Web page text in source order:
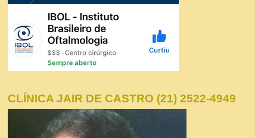
CLÍNICA JAIR DE CASTRO (21) 2522-4949